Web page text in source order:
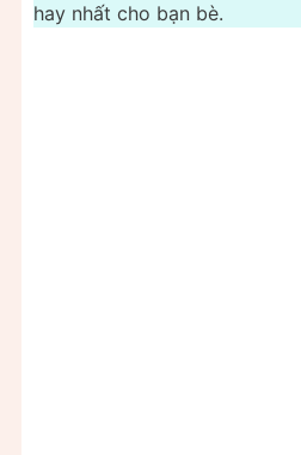
hay nhất cho bạn bè.